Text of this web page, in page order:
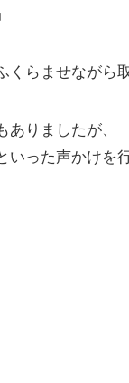
らませながら
りましたが、
いった声かけ